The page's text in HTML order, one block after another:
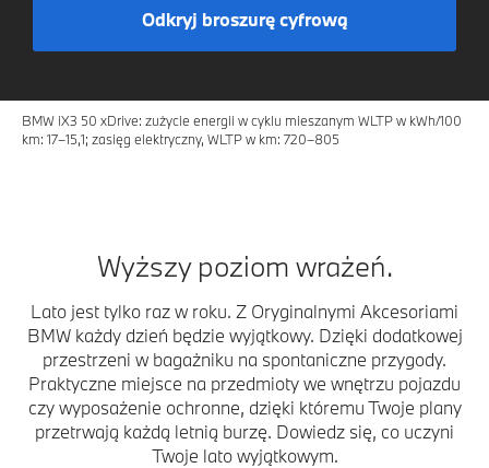
Odkryj broszurę cyfrową
BMW iX3 50 xDrive: zużycie energii w cyklu mieszanym WLTP w kWh/100
km: 17–15,1; zasięg elektryczny, WLTP w km: 720–805
Wyższy poziom wrażeń.
Lato jest tylko raz w roku. Z Oryginalnymi Akcesoriami
BMW każdy dzień będzie wyjątkowy. Dzięki dodatkowej
przestrzeni w bagażniku na spontaniczne przygody.
Praktyczne miejsce na przedmioty we wnętrzu pojazdu
czy wyposażenie ochronne, dzięki któremu Twoje plany
przetrwają każdą letnią burzę. Dowiedz się, co uczyni
Twoje lato wyjątkowym.